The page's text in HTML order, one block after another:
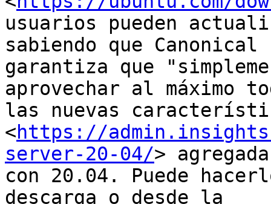
usuarios pueden
sabiendo que Canonical
garantiza que
aprovechar al máximo
las nuevas
<https://
server-20-04/>
con 20.04. Puede
descarga o desde la